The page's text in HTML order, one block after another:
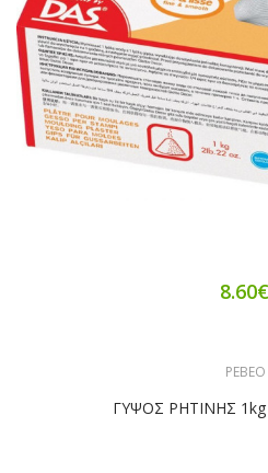
8.60€
PEBEO
ΓΥΨΟΣ ΡΗΤΙΝΗΣ 1kg